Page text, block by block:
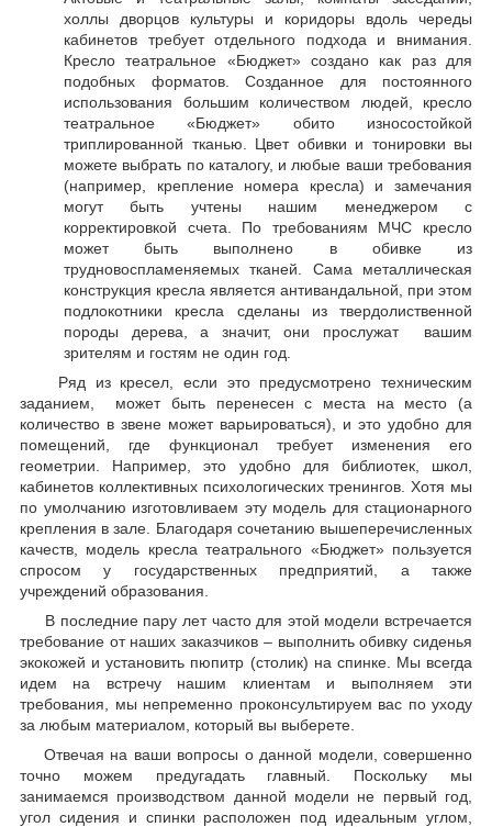
холлы дворцов культуры и коридоры вдоль череды
кабинетов требует отдельного подхода и внимания.
Кресло театральное «Бюджет» создано как раз для
подобных форматов. Созданное для постоянного
использования большим количеством людей, кресло
театральное «Бюджет» обито износостойкой
триплированной тканью. Цвет обивки и тонировки вы
можете выбрать по каталогу, и любые ваши требования
(например, крепление номера кресла) и замечания
могут быть учтены нашим менеджером с
корректировкой счета. По требованиям МЧС кресло
может быть выполнено в обивке из
трудновоспламеняемых тканей. Сама металлическая
конструкция кресла является антивандальной, при этом
подлокотники кресла сделаны из твердолиственной
породы дерева, а значит, они прослужат вашим
зрителям и гостям не один год.
Ряд из кресел, если это предусмотрено техническим
заданием, может быть перенесен с места на место (а
количество в звене может варьироваться), и это удобно для
помещений, где функционал требует изменения его
геометрии. Например, это удобно для библиотек, школ,
кабинетов коллективных психологических тренингов. Хотя мы
по умолчанию изготовливаем эту модель для стационарного
крепления в зале. Благодаря сочетанию вышеперечисленных
качеств, модель кресла театрального «Бюджет» пользуется
спросом у государственных предприятий, а также
учреждений образования.
В последние пару лет часто для этой модели встречается
требование от наших заказчиков – выполнить обивку сиденья
экокожей и установить пюпитр (столик) на спинке. Мы всегда
идем на встречу нашим клиентам и выполняем эти
требования, мы непременно проконсультируем вас по уходу
за любым материалом, который вы выберете.
Отвечая на ваши вопросы о данной модели, совершенно
точно можем предугадать главный. Поскольку мы
занимаемся производством данной модели не первый год,
угол сидения и спинки расположен под идеальным углом,